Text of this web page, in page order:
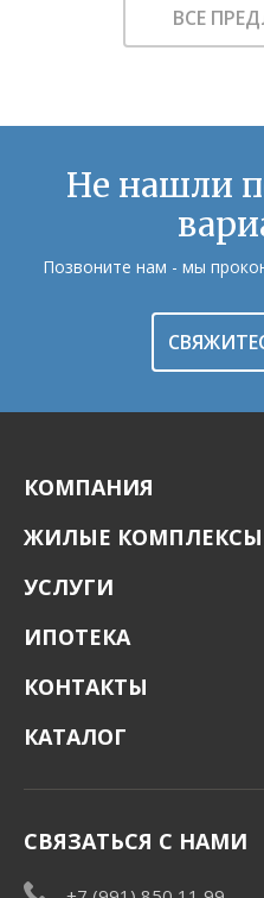
ВСЕ
Не нашли
Позвоните нам - мы
КОМПАНИЯ
ЖИЛЫЕ КОМПЛЕКСЫ
УСЛУГИ
ИПОТЕКА
КОНТАКТЫ
КАТАЛОГ
СВЯЗАТЬСЯ С НАМИ